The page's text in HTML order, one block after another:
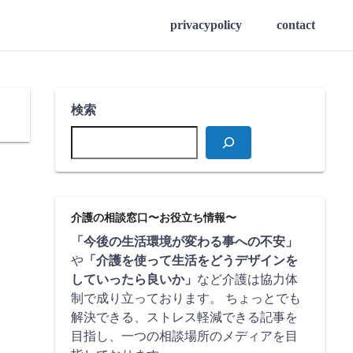
privacypolicy contact
検索
介護の相談窓口〜お役立ち情報〜
「今後の生活環境が変わる事への不安」
や 「介護を使って生活をどうデザインを
していったら良いか」 など介護は協力体
制で成り立っております。 ちょっとでも
解決できる、ストレス軽減できる記事を
目指し、一つの相談場所のメディアを目